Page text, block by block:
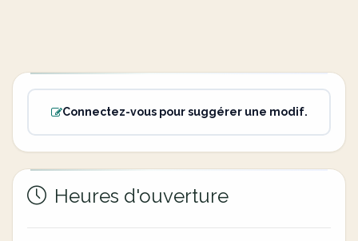
Connectez-vous pour suggérer une modif.
Heures d'ouverture